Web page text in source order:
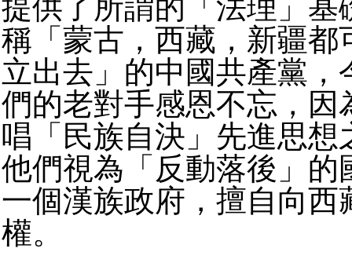
提供了所謂的「法理」基
稱「蒙古，西藏，新疆都
立出去」的中國共產黨，
們的老對手感恩不忘，因
唱「民族自決」先進思想
他們視為「反動落後」的
一個漢族政府，擅自向西
權。